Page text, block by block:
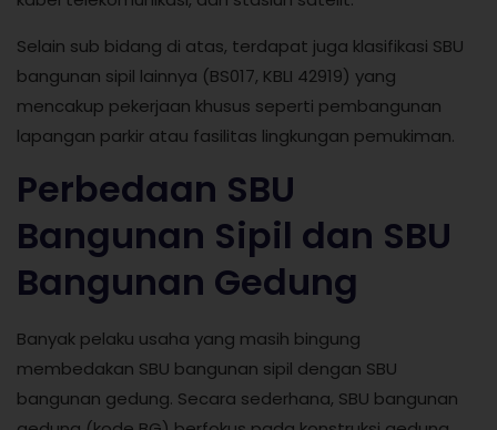
Selain sub bidang di atas, terdapat juga klasifikasi SBU
bangunan sipil lainnya (BS017, KBLI 42919) yang
mencakup pekerjaan khusus seperti pembangunan
lapangan parkir atau fasilitas lingkungan pemukiman.
Perbedaan SBU
Bangunan Sipil dan SBU
Bangunan Gedung
Banyak pelaku usaha yang masih bingung
membedakan SBU bangunan sipil dengan SBU
bangunan gedung. Secara sederhana, SBU bangunan